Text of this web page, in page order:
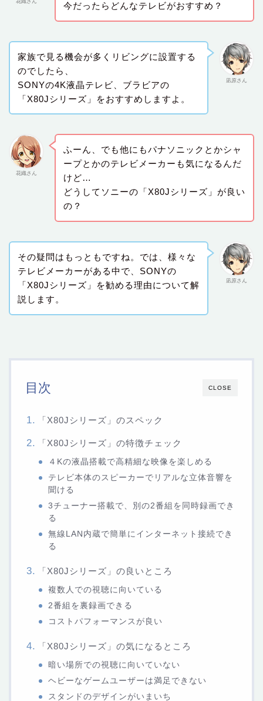
花織さん
今だったらどんなテレビがおすすめ？
凪原さん
家族で見る機会が多くリビングに設置する
のでしたら、
SONYの4K液晶テレビ、ブラビアの
「X80Jシリーズ」をおすすめしますよ。
花織さん
ふーん、でも他にもパナソニックとかシャ
ープとかのテレビメーカーも気になるんだ
けど…
どうしてソニーの「X80Jシリーズ」が良い
の？
凪原さん
その疑問はもっともですね。では、様々な
テレビメーカーがある中で、SONYの
「X80Jシリーズ」を勧める理由について解
説します。
CLOSE
目次
「X80Jシリーズ」のスペック
「X80Jシリーズ」の特徴チェック
４Kの液晶搭載で高精細な映像を楽しめる
テレビ本体のスピーカーでリアルな立体音響を
聞ける
3チューナー搭載で、別の2番組を同時録画でき
る
無線LAN内蔵で簡単にインターネット接続でき
る
「X80Jシリーズ」の良いところ
複数人での視聴に向いている
2番組を裏録画できる
コストパフォーマンスが良い
「X80Jシリーズ」の気になるところ
暗い場所での視聴に向いていない
ヘビーなゲームユーザーは満足できない
スタンドのデザインがいまいち